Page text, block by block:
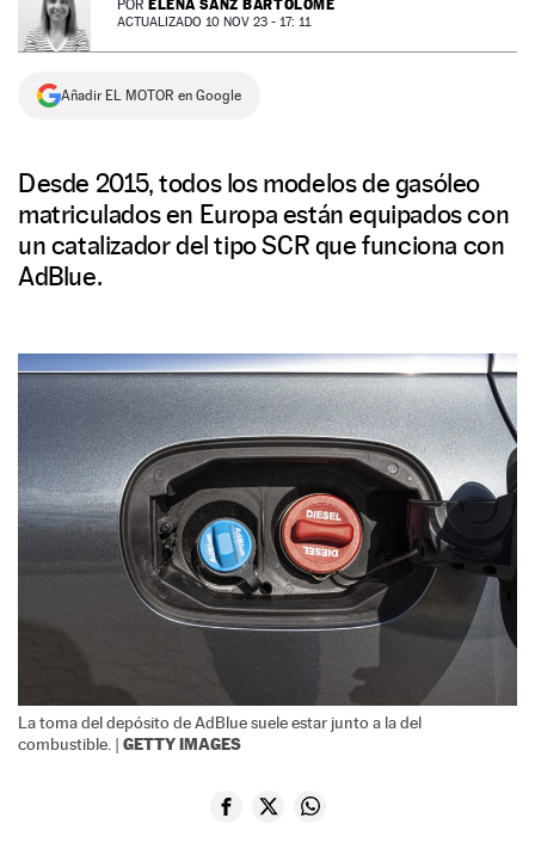
NEWSLETTER
SÍGUENOS
POR ELENA SANZ BARTOLOMÉ
ACTUALIZADO 10 NOV 23 - 17: 11
Añadir EL MOTOR en Google
Desde 2015, todos los modelos de gasóleo
matriculados en Europa están equipados con
un catalizador del tipo SCR que funciona con
AdBlue.
La toma del depósito de AdBlue suele estar junto a la del
combustible. | GETTY IMAGES